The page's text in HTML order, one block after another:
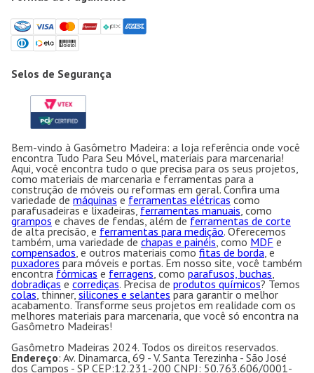
Selos de Segurança
Bem-vindo à Gasômetro Madeira: a loja referência onde você
encontra Tudo Para Seu Móvel, materiais para marcenaria!
Aqui, você encontra tudo o que precisa para os seus projetos,
como materiais de marcenaria e ferramentas para a
construção de móveis ou reformas em geral. Confira uma
variedade de máquinas e ferramentas elétricas como
parafusadeiras e lixadeiras, ferramentas manuais, como
grampos e chaves de fendas, além de ferramentas de corte
de alta precisão, e ferramentas para medição. Oferecemos
também, uma variedade de chapas e painéis, como MDF e
compensados, e outros materiais como fitas de borda, e
puxadores para móveis e portas. Em nosso site, você também
encontra fórmicas e ferragens, como parafusos, buchas,
dobradiças e corrediças. Precisa de produtos químicos? Temos
colas, thinner, silicones e selantes para garantir o melhor
acabamento. Transforme seus projetos em realidade com os
melhores materiais para marcenaria, que você só encontra na
Gasômetro Madeiras!
Gasômetro Madeiras 2024. Todos os direitos reservados.
Endereço: Av. Dinamarca, 69 - V. Santa Terezinha - São José
dos Campos - SP CEP:12.231-200 CNPJ: 50.763.606/0001-